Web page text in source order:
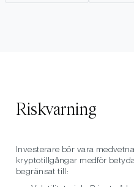
Riskvarning
Investerare bör vara
kryptotillgångar medför
begränsat till: